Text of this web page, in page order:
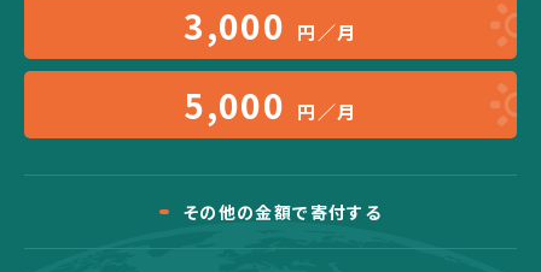
3,000 円／月
5,000 円／月
その他の金額で寄付する